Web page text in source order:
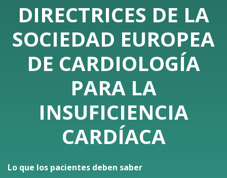
DIRECTRICES DE LA
SOCIEDAD EUROPEA
DE CARDIOLOGÍA
PARA LA
INSUFICIENCIA
CARDÍACA
Lo que los pacientes deben saber